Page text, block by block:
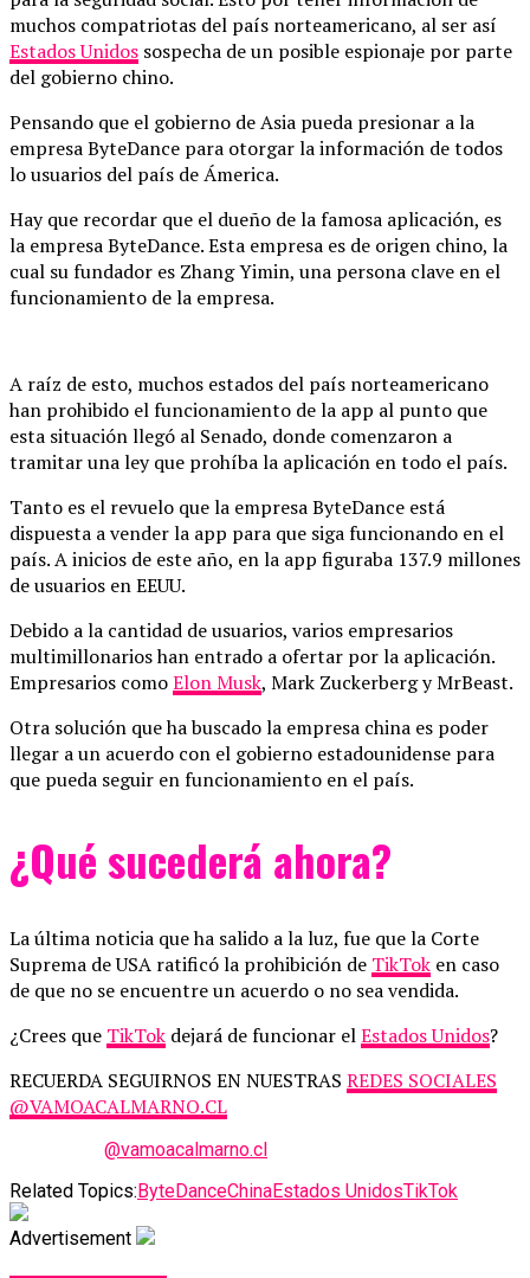
muchos compatriotas del país norteamericano, al ser así
Estados Unidos sospecha de un posible espionaje por parte
del gobierno chino.
Pensando que el gobierno de Asia pueda presionar a la
empresa ByteDance para otorgar la información de todos
lo usuarios del país de Ámerica.
Hay que recordar que el dueño de la famosa aplicación, es
la empresa ByteDance. Esta empresa es de origen chino, la
cual su fundador es Zhang Yimin, una persona clave en el
funcionamiento de la empresa.
A raíz de esto, muchos estados del país norteamericano
han prohibido el funcionamiento de la app al punto que
esta situación llegó al Senado, donde comenzaron a
tramitar una ley que prohíba la aplicación en todo el país.
Tanto es el revuelo que la empresa ByteDance está
dispuesta a vender la app para que siga funcionando en el
país. A inicios de este año, en la app figuraba 137.9 millones
de usuarios en EEUU.
Debido a la cantidad de usuarios, varios empresarios
multimillonarios han entrado a ofertar por la aplicación.
Empresarios comoElon Musk, Mark Zuckerberg y MrBeast.
Otra solución que ha buscado la empresa china es poder
llegar a un acuerdo con el gobierno estadounidense para
que pueda seguir en funcionamiento en el país.
¿Qué sucederá ahora?
La última noticia que ha salido a la luz, fue que la Corte
Suprema de USA ratificó la prohibición de TikTok en caso
de que no se encuentre un acuerdo o no sea vendida.
¿Crees que TikTok dejará de funcionar elEstados Unidos?
RECUERDA SEGUIRNOS EN NUESTRAS REDES SOCIALES
@VAMOACALMARNO.CL
@vamoacalmarno.cl
Related Topics: ByteDanceChinaEstados UnidosTikTok
Advertisement